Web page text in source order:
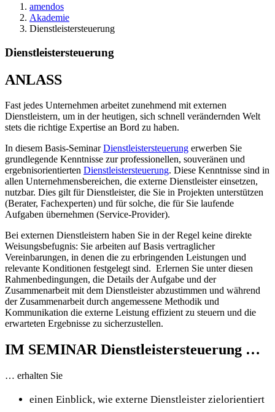
amendos
Akademie
Dienstleistersteuerung
Dienstleistersteuerung
ANLASS
Fast jedes Unternehmen arbeitet zunehmend mit externen
Dienstleistern, um in der heutigen, sich schnell verändernden Welt
stets die richtige Expertise an Bord zu haben.
In diesem Basis-SeminarDienstleistersteuerung erwerben Sie
grundlegende Kenntnisse zur professionellen, souveränen und
ergebnisorientierten Dienstleistersteuerung. Diese Kenntnisse sind in
allen Unternehmensbereichen, die externe Dienstleister einsetzen,
nutzbar. Dies gilt für Dienstleister, die Sie in Projekten unterstützen
(Berater, Fachexperten) und für solche, die für Sie laufende
Aufgaben übernehmen (Service-Provider).
Bei externen Dienstleistern haben Sie in der Regel keine direkte
Weisungsbefugnis: Sie arbeiten auf Basis vertraglicher
Vereinbarungen, in denen die zu erbringenden Leistungen und
relevante Konditionen festgelegt sind. Erlernen Sie unter diesen
Rahmenbedingungen, die Details der Aufgabe und der
Zusammenarbeit mit dem Dienstleister abzustimmen und während
der Zusammenarbeit durch angemessene Methodik und
Kommunikation die externe Leistung effizient zu steuern und die
erwarteten Ergebnisse zu sicherzustellen.
IM SEMINAR Dienstleistersteuerung …
… erhalten Sie
einen Einblick, wie externe Dienstleister zielorientiert